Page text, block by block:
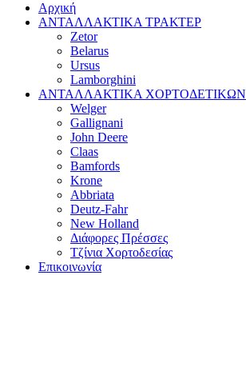
Αρχική
ΑΝΤΑΛΛΑΚΤΙΚΑ ΤΡΑΚΤΕΡ
Zetor
Belarus
Ursus
Lamborghini
ΑΝΤΑΛΛΑΚΤΙΚΑ ΧΟΡΤΟΔΕΤΙΚΩΝ
Welger
Gallignani
John Deere
Claas
Bamfords
Krone
Abbriata
Deutz-Fahr
New Holland
Διάφορες Πρέσσες
Τζίνια Χορτοδεσίας
Επικοινωνία